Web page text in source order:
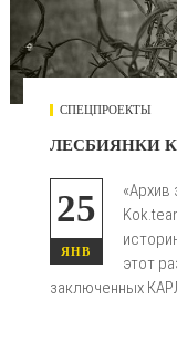
СПЕЦПРОЕКТЫ
ЛЕСБИЯНКИ
25
ЯНВ
«Архив
этот
заключенных